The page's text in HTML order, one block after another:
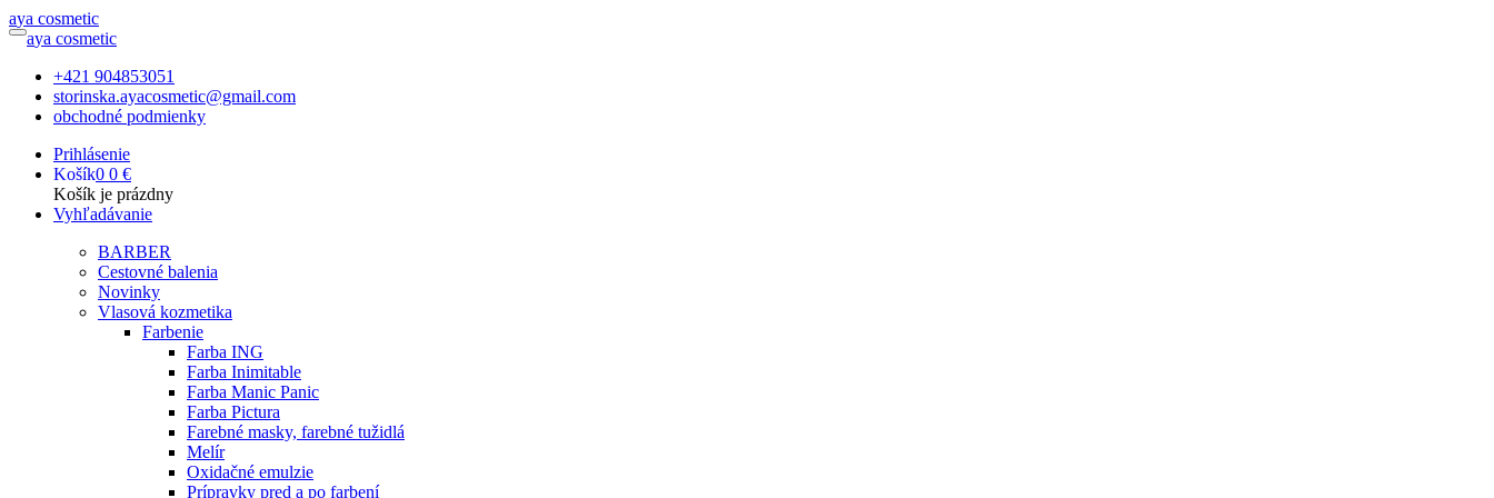
aya cosmetic
aya cosmetic
+421 904853051
storinska.ayacosmetic@gmail.com
obchodné podmienky
Prihlásenie
Košík0 0 €
Košík je prázdny
Vyhľadávanie
BARBER
Cestovné balenia
Novinky
Vlasová kozmetika
Farbenie
Farba ING
Farba Inimitable
Farba Manic Panic
Farba Pictura
Farebné masky, farebné tužidlá
Melír
Oxidačné emulzie
Prípravky pred a po farbení